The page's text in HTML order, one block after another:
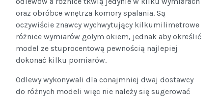
oraz obróbce wnętrza komory spalania. Są
oczywiście znawcy wychwytujący kilkumilimetrowe
różnice wymiarów gołym okiem, jednak aby określić
model ze stuprocentową pewnością najlepiej
dokonać kilku pomiarów.
Odlewy wykonywali dla conajmniej dwaj dostawcy
do różnych modeli więc nie należy się sugerować